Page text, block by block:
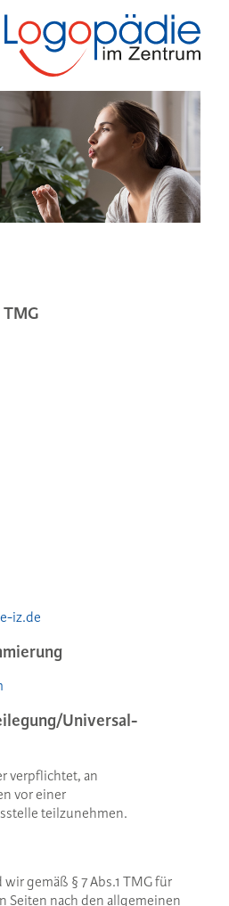
iz.de
Universal­
verpflichtet, an
vor einer
teilzunehmen.
gemäß § 7 Abs.1 TMG für
Seiten nach den allgemeinen